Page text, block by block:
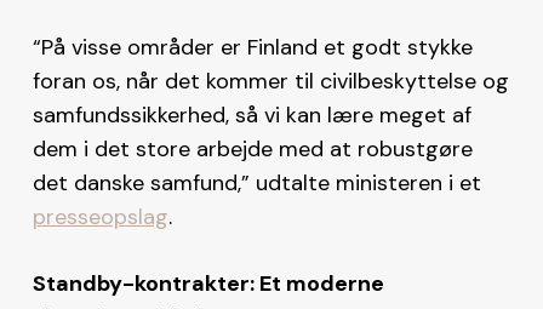
“På visse områder er Finland et godt stykke
foran os, når det kommer til civilbeskyttelse og
samfundssikkerhed, så vi kan lære meget af
dem i det store arbejde med at robustgøre
det danske samfund,” udtalte ministeren i et
presseopslag.
Standby-kontrakter: Et moderne